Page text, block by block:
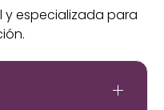
especializada para